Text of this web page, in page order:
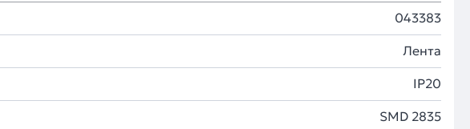
043383
Лента
IP20
SMD 2835